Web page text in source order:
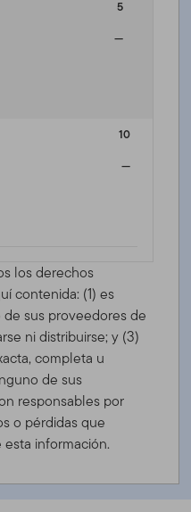
5
—
10
—
los derechos
contenida: (1) es
sus proveedores de
ni distribuirse; y (3)
completa u
de sus
responsables por
o pérdidas que
información.